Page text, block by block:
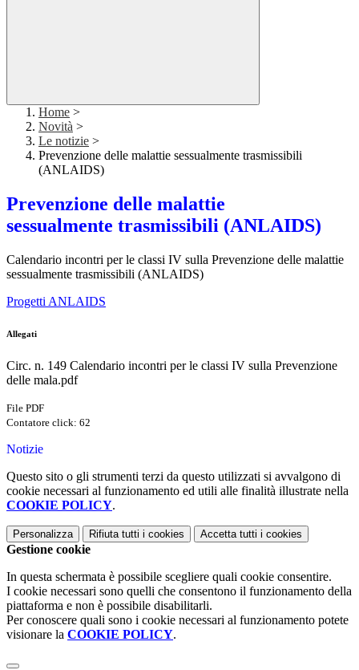
Home >
Novità >
Le notizie >
Prevenzione delle malattie sessualmente trasmissibili
(ANLAIDS)
Prevenzione delle malattie
sessualmente trasmissibili (ANLAIDS)
Calendario incontri per le classi IV sulla Prevenzione delle malattie
sessualmente trasmissibili (ANLAIDS)
Progetti ANLAIDS
Allegati
Circ. n. 149 Calendario incontri per le classi IV sulla Prevenzione
delle mala.pdf
File PDF
Contatore click: 62
Notizie
Questo sito o gli strumenti terzi da questo utilizzati si avvalgono di
cookie necessari al funzionamento ed utili alle finalità illustrate nella
COOKIE POLICY.
Personalizza Rifiuta tutti i cookies Accetta tutti i cookies
Gestione cookie
In questa schermata è possibile scegliere quali cookie consentire.
I cookie necessari sono quelli che consentono il funzionamento della
piattaforma e non è possibile disabilitarli.
Per conoscere quali sono i cookie necessari al funzionamento potete
visionare la COOKIE POLICY.